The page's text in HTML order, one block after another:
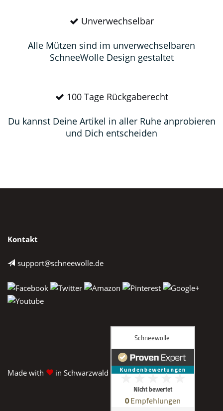
Unverwechselbar
Alle Mützen sind im unverwechselbaren
SchneeWolle Design gestaltet
100 Tage Rückgaberecht
Du kannst Deine Artikel in aller Ruhe anprobieren
und Dich entscheiden
Kontakt
support@schneewolle.de
Made with in Schwarzwald